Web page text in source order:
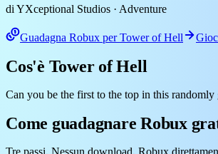
di YXceptional Studios · Adventure
Guadagna Robux per Tower of Hell
Cos'è Tower of Hell
Can you be the first to the top in this
Come guadagnare Robux
Tre passi. Nessun download. Robux